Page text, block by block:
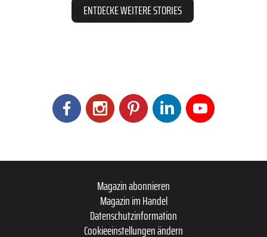
ENTDECKE WEITERE STORIES
Magazin abonnieren
Magazin im Handel
Datenschutzinformation
Cookieeinstellungen ändern